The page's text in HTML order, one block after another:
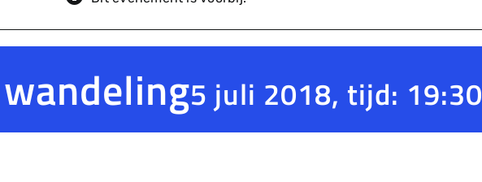
5 juli 2018, tijd: 19:30